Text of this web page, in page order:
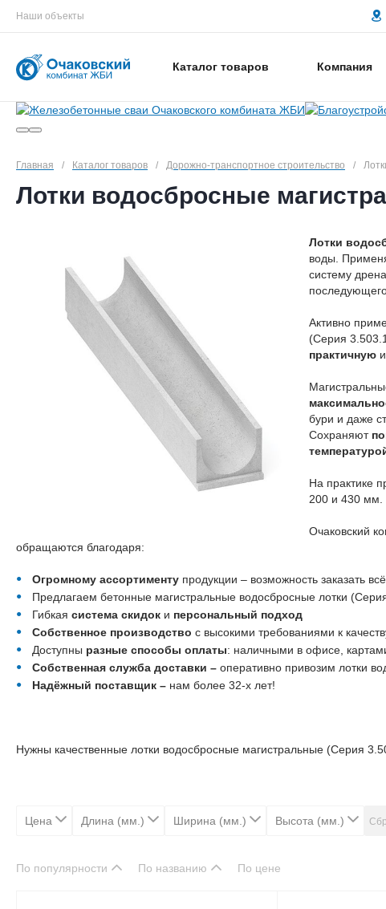
Наши объекты
Каталог товаров Компания
Главная / Каталог товаров / Дорожно-транспортное строительство /
Лотки водосбросные
Лотки
воды.
систему
Активно
(Серия
практичную и
максимально
бури и даже
Сохраняют
На практике
200 и 430 мм.
Очаковский
обращаются благодаря:
Огромному ассортименту продукции – возможность заказать
Предлагаем бетонные магистральные водосбросные лотки
Гибкая система скидок и персональный подход
Собственное производство с высокими требованиями к
Доступны разные способы оплаты: наличными в офисе,
Собственная служба доставки – оперативно привозим лотки
Надёжный поставщик – нам более 32-х лет!
Нужны качественные лотки водосбросные магистральные (Серия
Цена Длина (мм.) Ширина (мм.) Высота (мм.)
По популярности По названию По цене